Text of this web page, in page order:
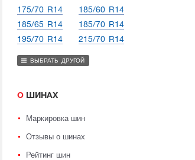
175/70 R14
185/60 R14
185/65 R14
185/70 R14
195/70 R14
215/70 R14
ВЫБРАТЬ ДРУГОЙ
О ШИНАХ
Маркировка шин
Отзывы о шинах
Рейтинг шин